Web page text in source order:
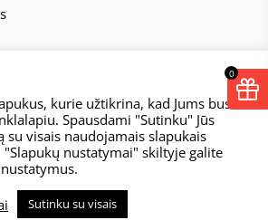
© 2026
Taisyklės
kurie užtikrina, kad Jums bus
Spausdami "Sutinku" Jūs
su visais naudojamais slapukais
nustatymai" skiltyje galite
Sutinku su visais
0